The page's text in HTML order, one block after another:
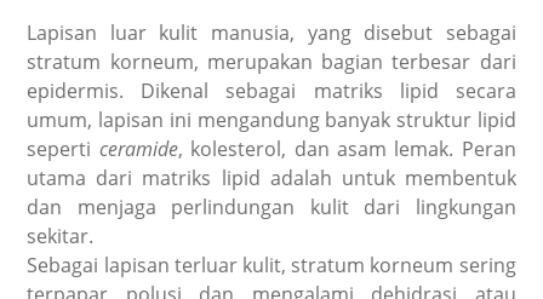
Lapisan luar kulit manusia, yang disebut sebagai
stratum korneum, merupakan bagian terbesar dari
epidermis. Dikenal sebagai matriks lipid secara
umum, lapisan ini mengandung banyak struktur lipid
seperti ceramide, kolesterol, dan asam lemak. Peran
utama dari matriks lipid adalah untuk membentuk
dan menjaga perlindungan kulit dari lingkungan
sekitar.
Sebagai lapisan terluar kulit, stratum korneum sering
terpapar polusi dan mengalami dehidrasi atau